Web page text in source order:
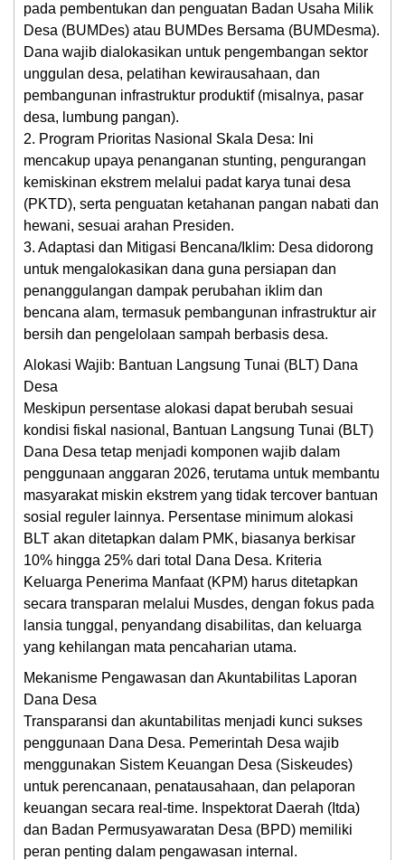
pada pembentukan dan penguatan Badan Usaha Milik
Desa (BUMDes) atau BUMDes Bersama (BUMDesma).
Dana wajib dialokasikan untuk pengembangan sektor
unggulan desa, pelatihan kewirausahaan, dan
pembangunan infrastruktur produktif (misalnya, pasar
desa, lumbung pangan).
2. Program Prioritas Nasional Skala Desa: Ini
mencakup upaya penanganan stunting, pengurangan
kemiskinan ekstrem melalui padat karya tunai desa
(PKTD), serta penguatan ketahanan pangan nabati dan
hewani, sesuai arahan Presiden.
3. Adaptasi dan Mitigasi Bencana/Iklim: Desa didorong
untuk mengalokasikan dana guna persiapan dan
penanggulangan dampak perubahan iklim dan
bencana alam, termasuk pembangunan infrastruktur air
bersih dan pengelolaan sampah berbasis desa.
Alokasi Wajib: Bantuan Langsung Tunai (BLT) Dana
Desa
Meskipun persentase alokasi dapat berubah sesuai
kondisi fiskal nasional, Bantuan Langsung Tunai (BLT)
Dana Desa tetap menjadi komponen wajib dalam
penggunaan anggaran 2026, terutama untuk membantu
masyarakat miskin ekstrem yang tidak tercover bantuan
sosial reguler lainnya. Persentase minimum alokasi
BLT akan ditetapkan dalam PMK, biasanya berkisar
10% hingga 25% dari total Dana Desa. Kriteria
Keluarga Penerima Manfaat (KPM) harus ditetapkan
secara transparan melalui Musdes, dengan fokus pada
lansia tunggal, penyandang disabilitas, dan keluarga
yang kehilangan mata pencaharian utama.
Mekanisme Pengawasan dan Akuntabilitas Laporan
Dana Desa
Transparansi dan akuntabilitas menjadi kunci sukses
penggunaan Dana Desa. Pemerintah Desa wajib
menggunakan Sistem Keuangan Desa (Siskeudes)
untuk perencanaan, penatausahaan, dan pelaporan
keuangan secara real-time. Inspektorat Daerah (Itda)
dan Badan Permusyawaratan Desa (BPD) memiliki
peran penting dalam pengawasan internal.